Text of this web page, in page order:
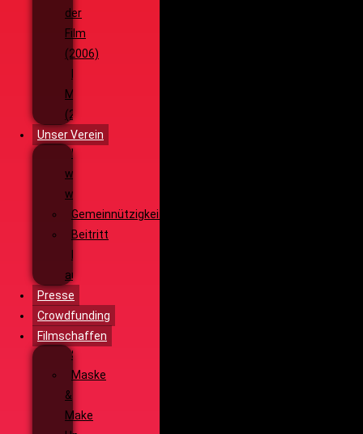
der
Film
(2006)
Die
Monsterjagd
(2005)
Unser Verein
Wieso,
weshalb,
warum?!
Gemeinnützigkeit
Beitritt
Filmausrüstung
ausleihen
Presse
Crowdfunding
Filmschaffen
Schauspiel
Maske
&
Make